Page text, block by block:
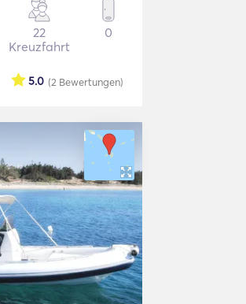
22
Kreuzfahrt
0
(2 Bewertungen)
5.0